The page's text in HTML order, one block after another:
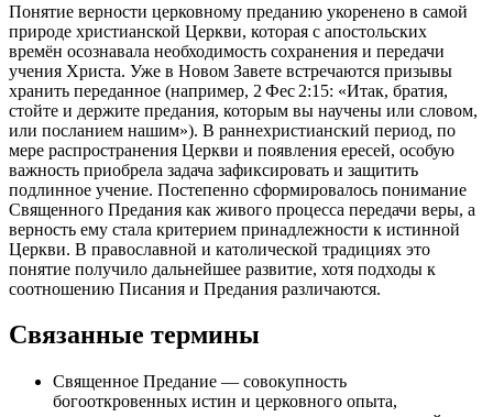
Понятие верности церковному преданию укоренено в самой
природе христианской Церкви, которая с апостольских
времён осознавала необходимость сохранения и передачи
учения Христа. Уже в Новом Завете встречаются призывы
хранить переданное (например, 2 Фес 2:15: «Итак, братия,
стойте и держите предания, которым вы научены или словом,
или посланием нашим»). В раннехристианский период, по
мере распространения Церкви и появления ересей, особую
важность приобрела задача зафиксировать и защитить
подлинное учение. Постепенно сформировалось понимание
Священного Предания как живого процесса передачи веры, а
верность ему стала критерием принадлежности к истинной
Церкви. В православной и католической традициях это
понятие получило дальнейшее развитие, хотя подходы к
соотношению Писания и Предания различаются.
Связанные термины
Священное Предание — совокупность
богооткровенных истин и церковного опыта,